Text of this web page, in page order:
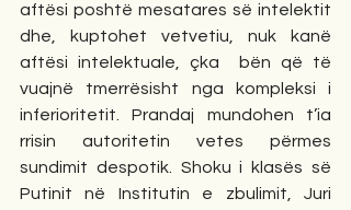
aftësi poshtë mesatares së intelektit
dhe, kuptohet vetvetiu, nuk kanë
aftësi intelektuale, çka  bën që të
vuajnë tmerrësisht nga kompleksi i
inferioritetit. Prandaj mundohen t’ia
rrisin autoritetin vetes përmes
sundimit despotik. Shoku i klasës së
Putinit në Institutin e zbulimit, Juri